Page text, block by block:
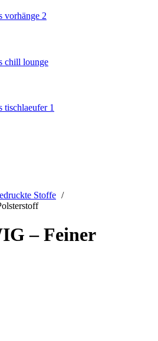
Stoffe
– Feiner